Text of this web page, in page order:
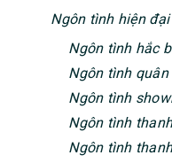
Ngôn tình hiện đại
Ngôn tình hắc
Ngôn tình quân
Ngôn tình
Ngôn tình
Ngôn tình